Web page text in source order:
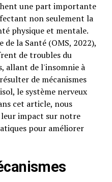
une part importante
non seulement la
physique et mentale.
la Santé (OMS, 2022),
de troubles du
allant de l'insomnie à
de mécanismes
le système nerveux
cet article, nous
leur impact sur notre
pour améliorer